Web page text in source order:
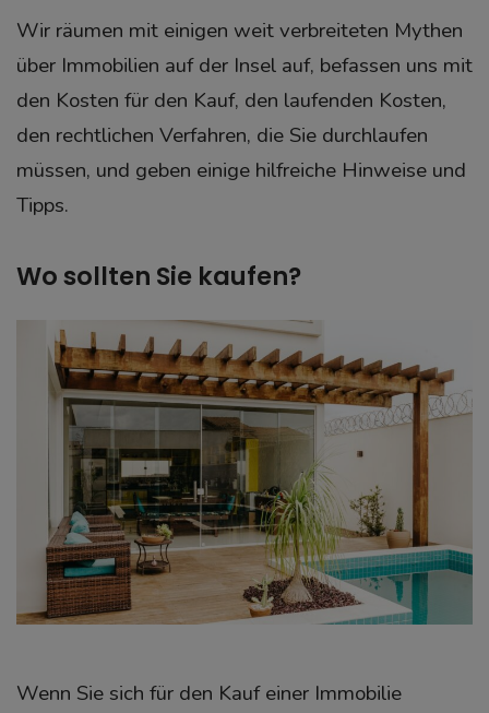
Wir räumen mit einigen weit verbreiteten Mythen
über Immobilien auf der Insel auf, befassen uns mit
den Kosten für den Kauf, den laufenden Kosten,
den rechtlichen Verfahren, die Sie durchlaufen
müssen, und geben einige hilfreiche Hinweise und
Tipps.
Wo sollten Sie kaufen?
Wenn Sie sich für den Kauf einer Immobilie